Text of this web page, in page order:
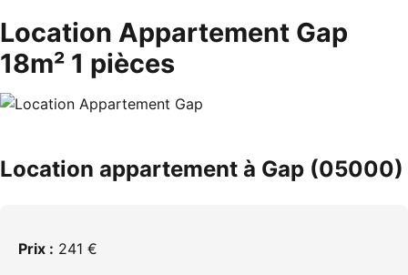
Location Appartement Gap
18m² 1 pièces
Location appartement à Gap (05000)
Prix : 241 €